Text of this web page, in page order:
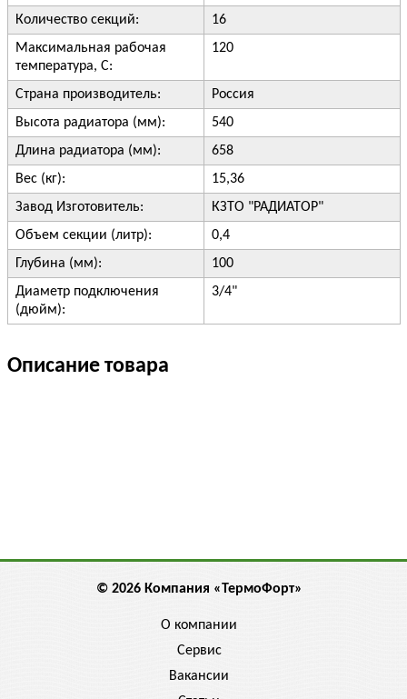
Количество секций:
16
Максимальная рабочая
температура, С:
120
Страна производитель:
Россия
Высота радиатора (мм):
540
Длина радиатора (мм):
658
Вес (кг):
15,36
Завод Изготовитель:
КЗТО "РАДИАТОР"
Объем секции (литр):
0,4
Глубина (мм):
100
Диаметр подключения
(дюйм):
3/4"
Описание товара
© 2026 Компания «ТермоФорт»
О компании
Сервис
Вакансии